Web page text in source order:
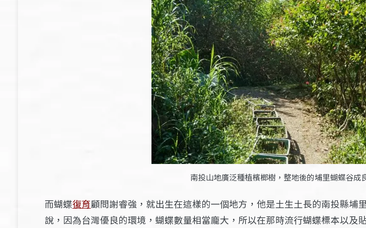
南投山地廣泛種植檳榔樹，整地後的埔里蝴蝶谷成
而蝴蝶復育顧問謝睿強，就出生在這樣的一個地方，他是土生土長的南投縣埔
說，因為台灣優良的環境，蝴蝶數量相當龐大，所以在那時流行蝴蝶標本以